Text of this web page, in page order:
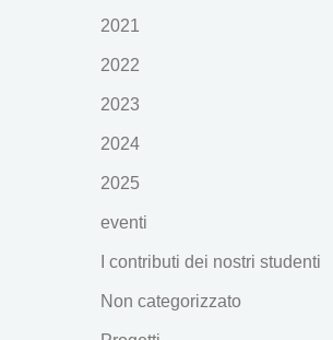
2021
2022
2023
2024
2025
eventi
I contributi dei nostri studenti
Non categorizzato